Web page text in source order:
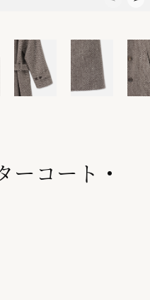
ーコート・